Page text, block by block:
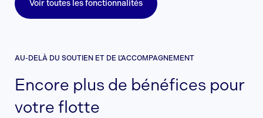
Voir toutes les fonctionnalités
AU-DELÀ DU SOUTIEN ET DE L’ACCOMPAGNEMENT
Encore plus de bénéfices pour
votre flotte